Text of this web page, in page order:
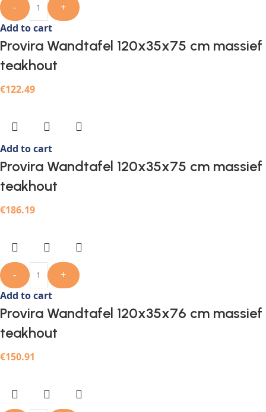
-
+
Add to cart
Provira Wandtafel 120x35x75 cm massief
teakhout
€122.49
Add to cart
Provira Wandtafel 120x35x75 cm massief
teakhout
€186.19
-
+
Add to cart
Provira Wandtafel 120x35x76 cm massief
teakhout
€150.91